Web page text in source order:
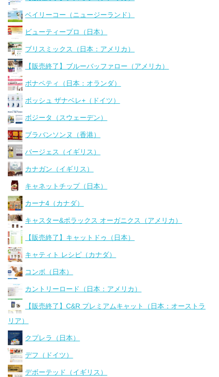
ベイリーコー（ニュージーランド）
ビューティープロ（日本）
ブリスミックス（日本：アメリカ）
【販売終了】ブルーバッファロー（アメリカ）
ボナペティ（日本：オランダ）
ボッシュ ザナベレ+（ドイツ）
ボジータ（スウェーデン）
ブラバンソンヌ（香港）
バージェス（イギリス）
カナガン（イギリス）
キャネットチップ（日本）
カーナ4（カナダ）
キャスター&ポラックス オーガニクス（アメリカ）
【販売終了】キャットドゥ（日本）
キャティト レシピ（カナダ）
コンボ（日本）
カントリーロード（日本：アメリカ）
【販売終了】C&R プレミアムキャット（日本：オーストラ
リア）
クプレラ（日本）
デフ（ドイツ）
デボーテッド（イギリス）